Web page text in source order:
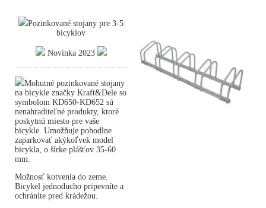
Pozinkované stojany pre 3-5
bicyklov
Novinka 2023
Mohutné pozinkované stojany
na bicykle značky Kraft&Dele so
symbolom KD650-KD652 sú
nenahraditeľné produkty, ktoré
poskytnú miesto pre vaše
bicykle. Umožňuje pohodlne
zaparkovať akýkoľvek model
bicykla, o šírke plášťov 35-60
mm.
Možnosť kotvenia do zeme.
Bicykel jednoducho pripevníte a
ochránite pred krádežou.